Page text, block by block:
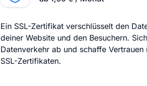
Ein SSL-Zertifikat verschlüsselt den
deiner Website und den Besuchern.
Datenverkehr ab und schaffe
SSL-Zertifikaten.